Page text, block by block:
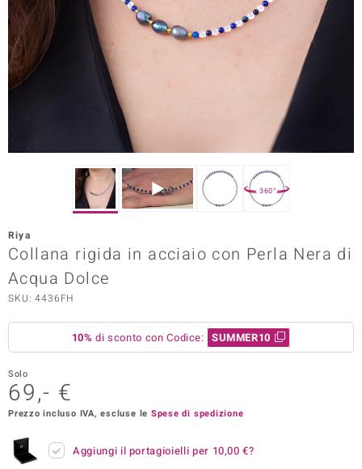
Designs
SELECTION
Paraíso
360°
Riya
Collana rigida in acciaio con Perla Nera di
Acqua Dolce
SKU: 4436FH
10% di sconto con Codice: SUMMER10
Solo
69,- €
Prezzo incluso IVA, escluse le Spese di spedizione
Aggiungi il portagioielli per 10,00 €?